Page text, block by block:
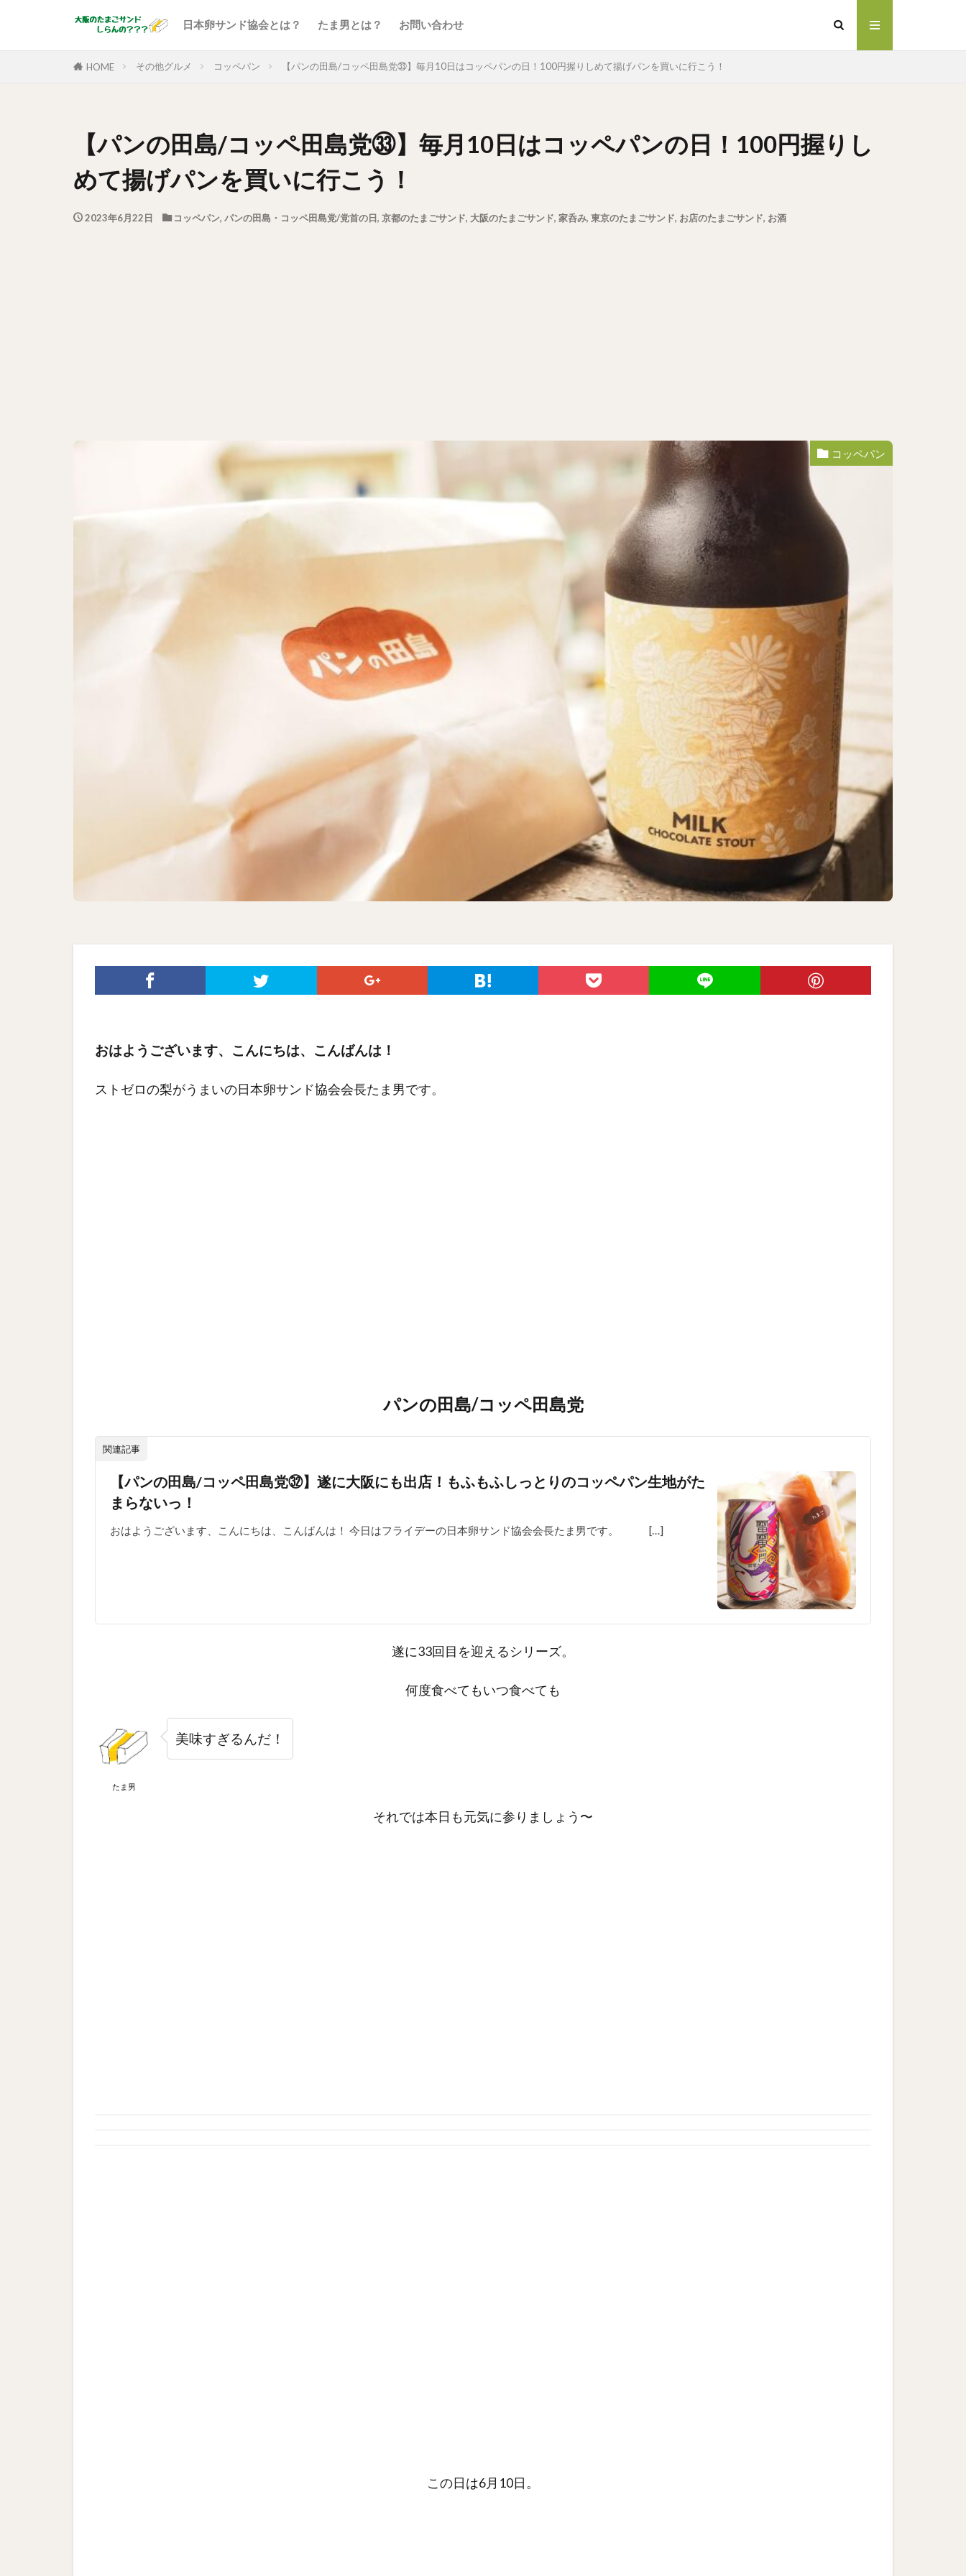
日本卵サンド協会とは？ たま男とは？ お問い合わせ
HOME その他グルメ コッペパン 【パンの田島/コッペ田島党㉝】毎月10日はコッペパンの日！100円握りしめて揚げパンを買いに行こう！
【パンの田島/コッペ田島党㉝】毎月10日はコッペパンの日！100円握りし
めて揚げパンを買いに行こう！
2023年6月22日 コッペパン, パンの田島・コッペ田島党/党首の日, 京都のたまごサンド, 大阪のたまごサンド, 家呑み, 東京のたまごサンド, お店のたまごサンド, お酒
コッペパン
おはようございます、こんにちは、こんばんは！
ストゼロの梨がうまいの日本卵サンド協会会長たま男です。
パンの田島/コッペ田島党
関連記事
【パンの田島/コッペ田島党㉜】遂に大阪にも出店！もふもふしっとりのコッペパン生地がた
まらないっ！
おはようございます、こんにちは、こんばんは！ 今日はフライデーの日本卵サンド協会会長たま男です。 […]
遂に33回目を迎えるシリーズ。
何度食べてもいつ食べても
たま男
美味すぎるんだ！
それでは本日も元気に参りましょう〜
この日は6月10日。